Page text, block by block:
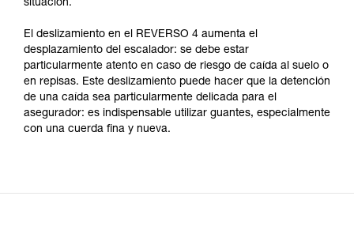
situación.
El deslizamiento en el REVERSO 4 aumenta el
desplazamiento del escalador: se debe estar
particularmente atento en caso de riesgo de caída al suelo o
en repisas. Este deslizamiento puede hacer que la detención
de una caída sea particularmente delicada para el
asegurador: es indispensable utilizar guantes, especialmente
con una cuerda fina y nueva.